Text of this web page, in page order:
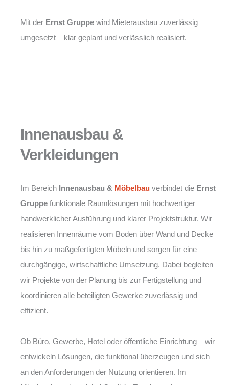
Mit der Ernst Gruppe wird Mieterausbau zuverlässig
umgesetzt – klar geplant und verlässlich realisiert.
Innenausbau &
Verkleidungen
Im Bereich Innenausbau & Möbelbau verbindet die Ernst
Gruppe funktionale Raumlösungen mit hochwertiger
handwerklicher Ausführung und klarer Projektstruktur. Wir
realisieren Innenräume vom Boden über Wand und Decke
bis hin zu maßgefertigten Möbeln und sorgen für eine
durchgängige, wirtschaftliche Umsetzung. Dabei begleiten
wir Projekte von der Planung bis zur Fertigstellung und
koordinieren alle beteiligten Gewerke zuverlässig und
effizient.
Ob Büro, Gewerbe, Hotel oder öffentliche Einrichtung – wir
entwickeln Lösungen, die funktional überzeugen und sich
an den Anforderungen der Nutzung orientieren. Im